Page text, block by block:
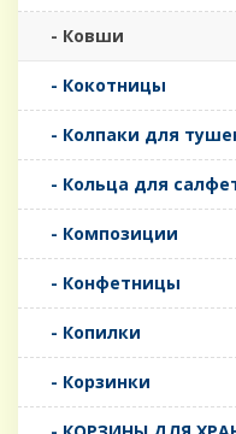
- Ковши
- Кокотницы
- Колпаки для
- Кольца для
- Композиции
- Конфетницы
- Копилки
- Корзинки